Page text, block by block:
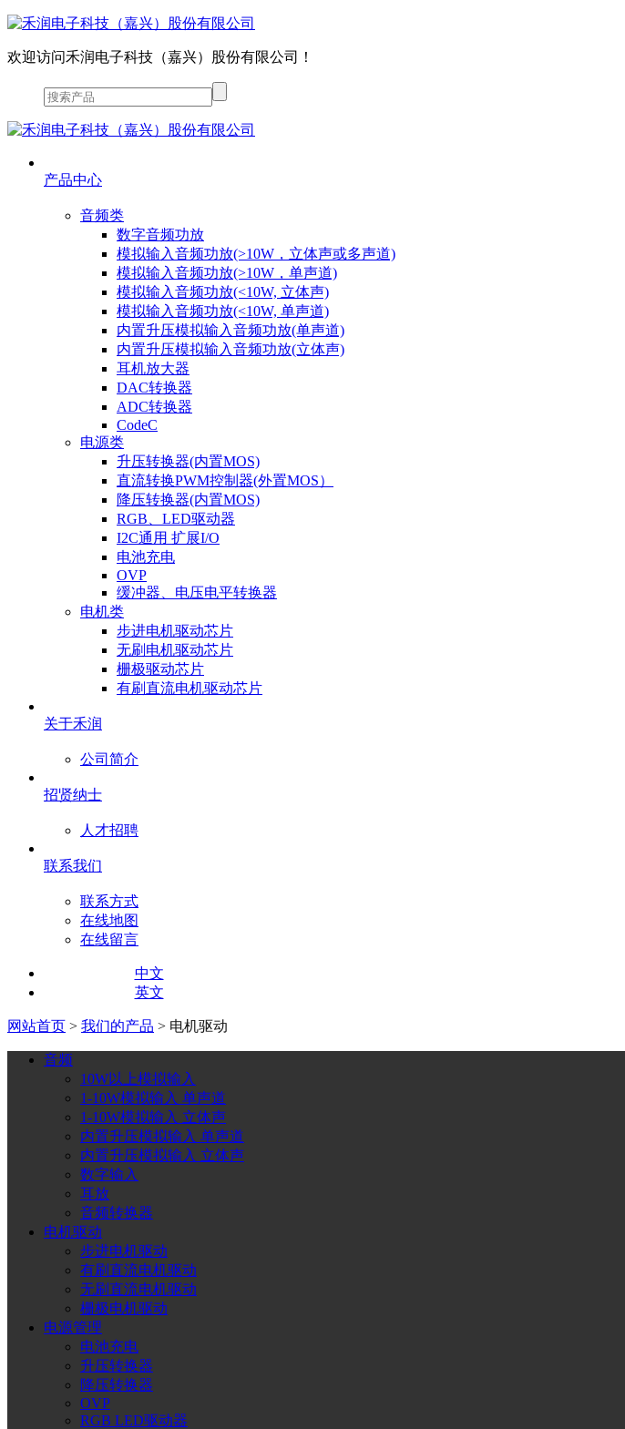
欢迎访问禾润电子科技（嘉兴）股份有限公司！
产品中心
音频类
数字音频功放
模拟输入音频功放(>10W，立体声或多声道)
模拟输入音频功放(>10W，单声道)
模拟输入音频功放(<10W, 立体声)
模拟输入音频功放(<10W, 单声道)
内置升压模拟输入音频功放(单声道)
内置升压模拟输入音频功放(立体声)
耳机放大器
DAC转换器
ADC转换器
CodeC
电源类
升压转换器(内置MOS)
直流转换PWM控制器(外置MOS）
降压转换器(内置MOS)
RGB、LED驱动器
I2C通用 扩展I/O
电池充电
OVP
缓冲器、电压电平转换器
电机类
步进电机驱动芯片
无刷电机驱动芯片
栅极驱动芯片
有刷直流电机驱动芯片
关于禾润
公司简介
招贤纳士
人才招聘
联系我们
联系方式
在线地图
在线留言
中文
英文
网站首页 > 我们的产品 > 电机驱动
音频
10W以上模拟输入
1-10W模拟输入 单声道
1-10W模拟输入 立体声
内置升压模拟输入 单声道
内置升压模拟输入 立体声
数字输入
耳放
音频转换器
电机驱动
步进电机驱动
有刷直流电机驱动
无刷直流电机驱动
栅极电机驱动
电源管理
电池充电
升压转换器
降压转换器
OVP
RGB LED驱动器